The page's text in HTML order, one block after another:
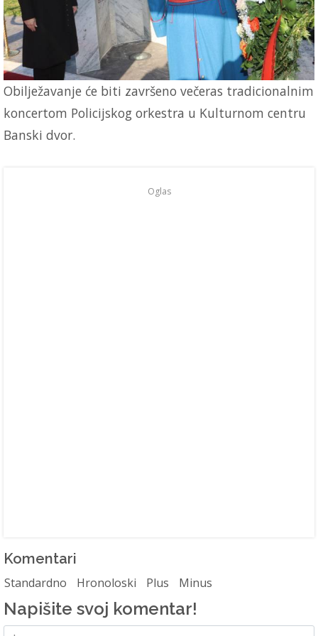
Obilježavanje će biti završeno večeras tradicionalnim
koncertom Policijskog orkestra u Kulturnom centru
Banski dvor.
Oglas
Komentari
Standardno Hronoloski Plus Minus
Napišite svoj komentar!